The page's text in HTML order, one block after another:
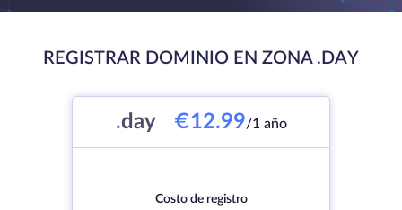
REGISTRAR DOMINIO EN ZONA .DAY
.day €12.99/1 año
Costo de registro